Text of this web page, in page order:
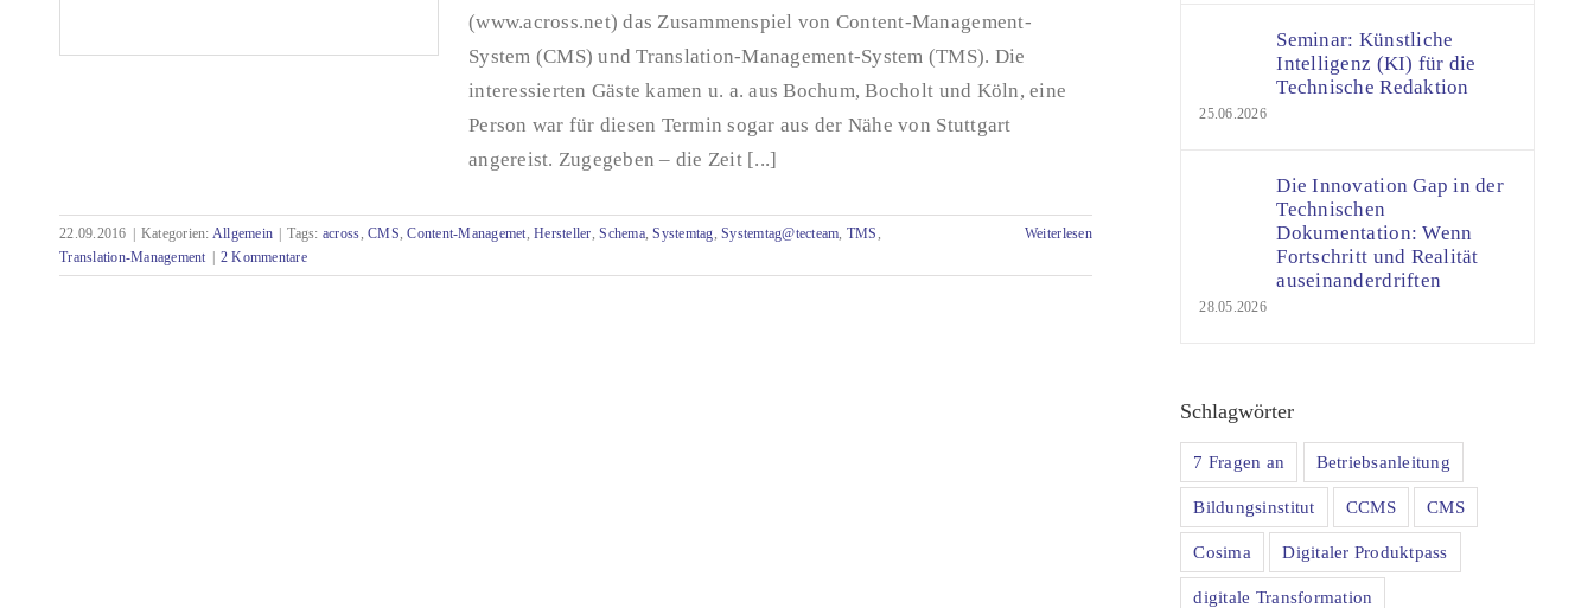
Zusammenspiel
(www.across.net) das Zusammenspiel von Content-Management-
System (CMS) und Translation-Management-System (TMS). Die
interessierten Gäste kamen u. a. aus Bochum, Bocholt und Köln, eine
Person war für diesen Termin sogar aus der Nähe von Stuttgart
angereist. Zugegeben – die Zeit [...]
22.09.2016 Kategorien: Allgemein Tags: across,CMS,Content-Managemet,Hersteller,Schema,Systemtag,Systemtag@tecteam, TMS,
Translation-Management
2 Kommentare
Weiterlesen
Seminar: Künstliche
Intelligenz (KI) für die
Technische Redaktion
25.06.2026
Die Innovation Gap in der
Technischen
Dokumentation: Wenn
Fortschritt und Realität
auseinanderdriften
28.05.2026
Schlagwörter
7 Fragen an Betriebsanleitung
Bildungsinstitut CCMS CMS
Cosima Digitaler Produktpass
digitale Transformation